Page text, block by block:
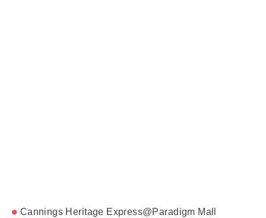
Cannings Heritage Express@Paradigm Mall